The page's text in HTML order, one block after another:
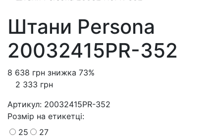
Штани Persona
20032415PR-352
8 638 грн знижка 73%
2 333 грн
Артикул: 20032415PR-352
Розмiр на етикетці:
25
27